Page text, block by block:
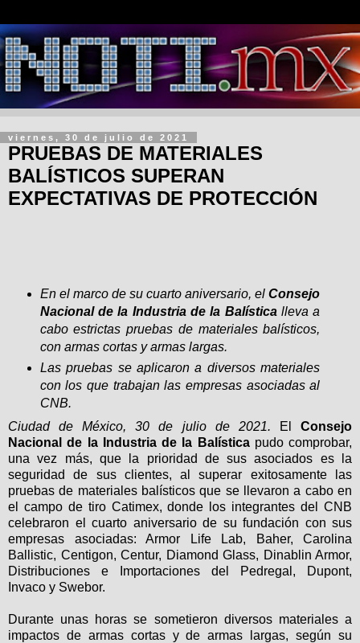
viernes, 30 de julio de 2021
PRUEBAS DE MATERIALES
BALÍSTICOS SUPERAN
EXPECTATIVAS DE PROTECCIÓN
En el marco de su cuarto aniversario, elConsejo
Nacional de la Industria de la Balísticalleva a
cabo estrictas pruebas de materiales balísticos,
con armas cortas y armas largas.
Las pruebas se aplicaron a diversos materiales
con los que trabajan las empresas asociadas al
CNB.
Ciudad de México, 30 de julio de 2021.
ElConsejo
Nacional de la Industria de la Balísticapudo comprobar,
una vez más, que la prioridad de sus asociados es la
seguridad de sus clientes, al superar exitosamente las
pruebas de materiales balísticos que se llevaron a cabo en
el campo de tiro Catimex, donde los integrantes del CNB
celebraron el cuarto aniversario de su fundación con sus
empresas asociadas: Armor Life Lab, Baher, Carolina
Ballistic, Centigon, Centur, Diamond Glass, Dinablin Armor,
Distribuciones e Importaciones del Pedregal, Dupont,
Invaco y Swebor.
Durante unas horas se sometieron diversos materiales a
impactos de armas cortas y de armas largas, según su